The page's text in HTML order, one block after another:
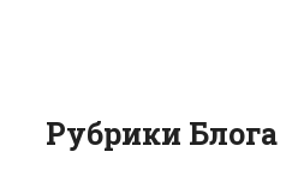
Рубрики Блога